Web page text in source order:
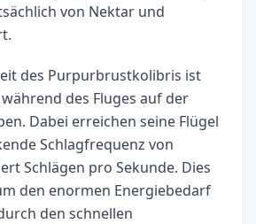
von Nektar und
des Purpurbrustkolibris ist
des Fluges auf der
Dabei erreichen seine Flügel
Schlagfrequenz von
Schlägen pro Sekunde. Dies
den enormen Energiebedarf
den schnellen